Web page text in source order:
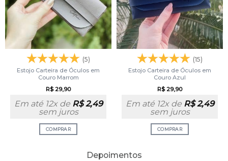
(5)
Estojo Carteira de Óculos em
Couro Marrom
R$29,90
Em até 12x de R$2,49
sem juros
COMPRAR
(15)
Estojo Carteira de Óculos em
Couro Azul
R$29,90
Em até 12x de R$2,49
sem juros
COMPRAR
Depoimentos